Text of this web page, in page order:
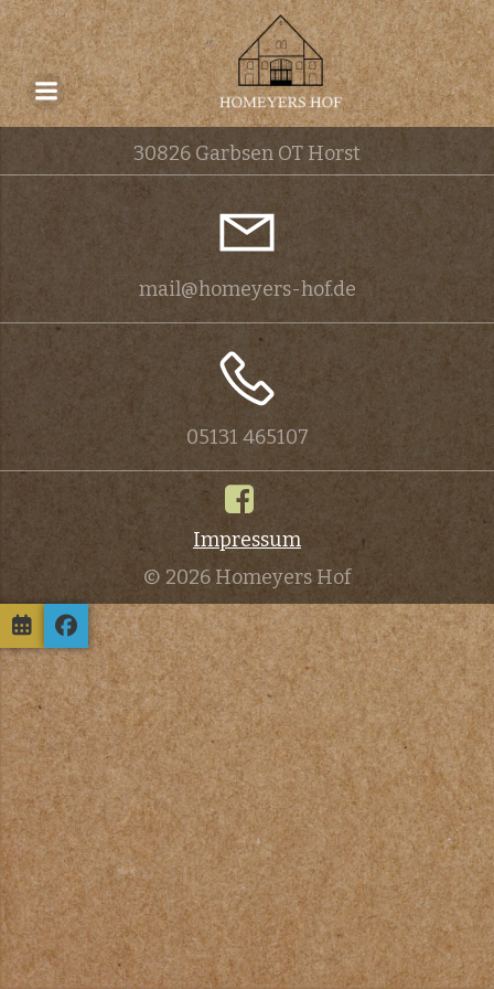
Zum
Inhalt
springen
Frielinger Straße 12
30826 Garbsen OT Horst
mail@homeyers-hof.de
05131 465107
Impressum
© 2026 Homeyers Hof